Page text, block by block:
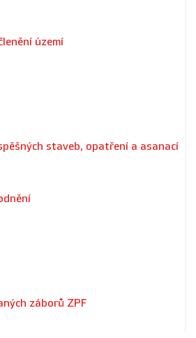
území
staveb, opatření a asanací
záborů ZPF